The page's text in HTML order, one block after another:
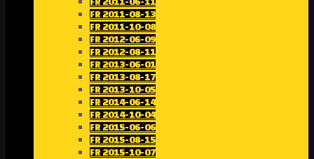
FR 2011-08-13
FR 2011-10-08
FR 2012-06-09
FR 2012-08-11
FR 2013-06-01
FR 2013-08-17
FR 2013-10-05
FR 2014-06-14
FR 2014-10-04
FR 2015-06-06
FR 2015-08-15
FR 2015-10-07